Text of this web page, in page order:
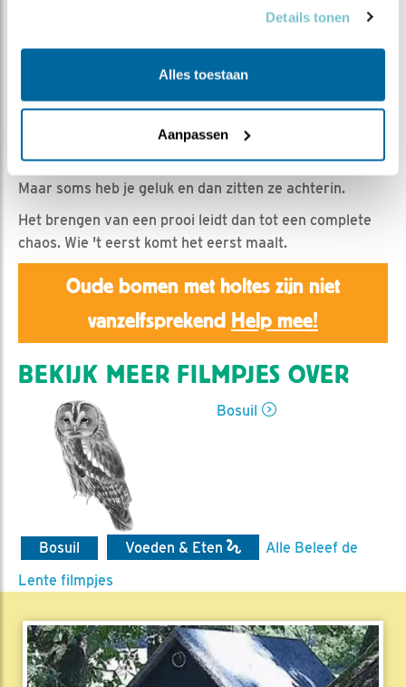
Details tonen
Alles toestaan
Aanpassen
Chaos binnen bij PO
Emil | Geplaatst op 22 april 2025, 12:45 |
Vind ik leuk
Bewaar dit filmpje|
282x
Genoeg aan de buitenkant geclipt; nu weer binnen.
Hoewel.....heel lastig vaak. De kuikens zitten dan op een
kluit voor de camera 'snachts.
Maar soms heb je geluk en dan zitten ze achterin.
Het brengen van een prooi leidt dan tot een complete
chaos. Wie 't eerst komt het eerst maalt.
Oude bomen met holtes zijn niet
vanzelfsprekend Help mee!
BEKIJK MEER FILMPJES OVER
Bosuil
Bosuil Voeden & Eten
Alle Beleef de
Lente filmpjes